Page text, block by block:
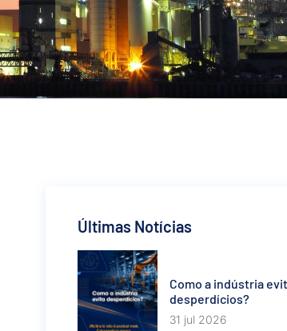
Últimas Notícias
Como a indústria
desperdícios?
31 jul 2026